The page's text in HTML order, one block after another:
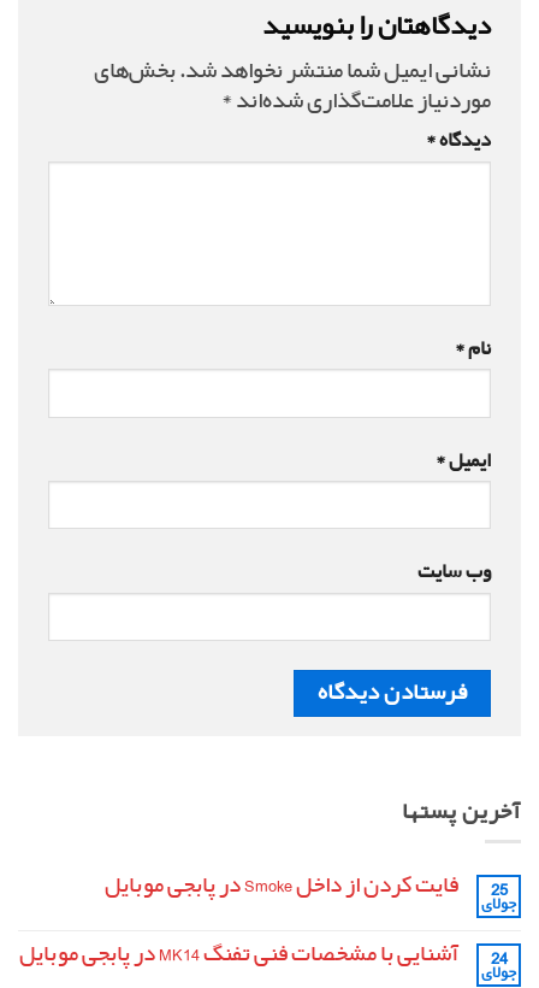
دیدگاهتان را بنویسید
نشانی ایمیل شما منتشر نخواهد شد.بخش‌های
موردنیاز علامت‌گذاری شده‌اند*
دیدگاه*
نام*
ایمیل*
وب‌ سایت
آخرین پستها
25
جولای
فایت کردن از داخل Smoke در پابجی موبایل
برای
فایت
ثبت
نشده 24
جولای
آشنایی با مشخصات فنی تفنگ MK14 در پابجی موبایل